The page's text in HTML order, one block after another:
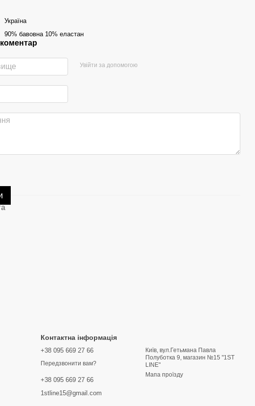
Україна
90% бавовна 10% еластан
Увійти за допомогою
Контактна інформація
+38 095 669 27 66
Передзвонити вам?
+38 095 669 27 66
1stline15@gmail.com
Київ, вул.Гетьмана Павла
Полуботка 9, магазин №15 "1ST
LINE"
Мапа проїзду